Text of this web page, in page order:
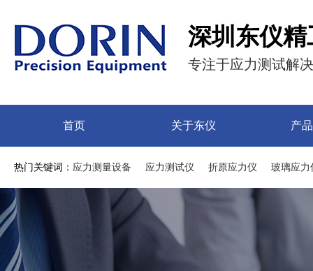
深圳东仪
专注于应力测试解
首页 关于东仪 产
热门关键词： 应力测量设备 应力测试仪 折原应力仪 玻璃应力